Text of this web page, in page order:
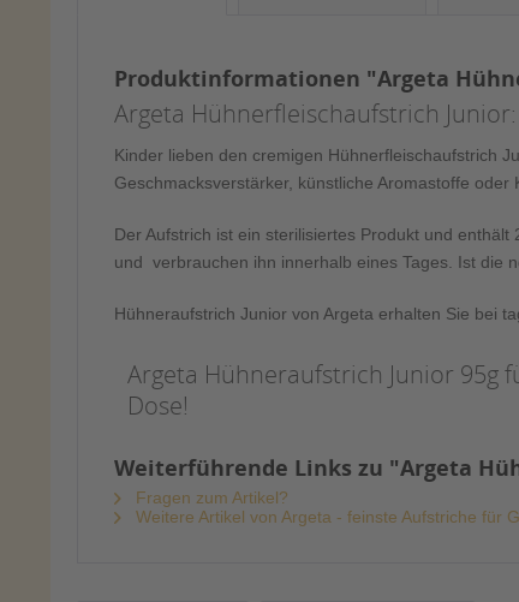
Produktinformationen "Argeta
Argeta Hühnerfleischaufstrich
Kinder lieben den cremigen Hühnerfleischaufstrich
Geschmacksverstärker, künstliche Aromastoffe
Der Aufstrich ist ein sterilisiertes Produkt und
und verbrauchen ihn innerhalb eines Tages. Ist die
Hühneraufstrich Junior von Argeta erhalten Sie bei
Argeta Hühneraufstrich Junior 95g
Dose!
Weiterführende Links zu "Argeta
Fragen zum Artikel?
Weitere Artikel von Argeta - feinste Aufstriche für